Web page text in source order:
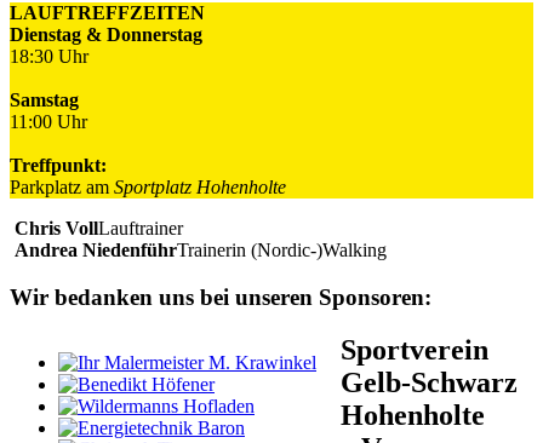
LAUFTREFFZEITEN
Dienstag & Donnerstag
18:30 Uhr
Samstag
11:00 Uhr
Treffpunkt:
Parkplatz am Sportplatz Hohenholte
Chris VollLauftrainer
Andrea NiedenführTrainerin (Nordic-)Walking
Wir bedanken uns bei unseren Sponsoren:
Sportverein
Gelb-Schwarz
Hohenholte